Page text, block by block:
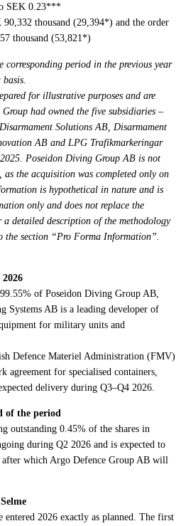
SEK 0.23***
thousand (29,394*) and the order
thousand (53,821*)
corresponding period in the previous year
for illustrative purposes and are
had owned the five subsidiaries –
Solutions AB, Disarmament
AB and LPG Trafikmarkeringar
Poseidon Diving Group AB is not
the acquisition was completed only on
is hypothetical in nature and is
only and does not replace the
detailed description of the methodology
the section “Pro Forma Information”.
of Poseidon Diving Group AB,
Systems AB is a leading developer of
for military units and
Defence Materiel Administration (FMV)
agreement for specialised containers,
delivery during Q3–Q4 2026.
of the period
outstanding 0.45% of the shares in
during Q2 2026 and is expected to
after which Argo Defence Group AB will
entered 2026 exactly as planned. The first